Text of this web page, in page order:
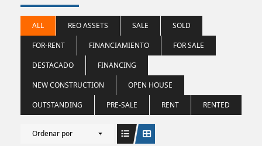
ALL REO ASSETS SALE
SOLD
FOR-RENT
FINANCIAMIENTO
FOR SALE
DESTACADO
FINANCING
NEW CONSTRUCTION
OPEN HOUSE
OUTSTANDING
PRE-SALE RENT RENTED
Ordenar por